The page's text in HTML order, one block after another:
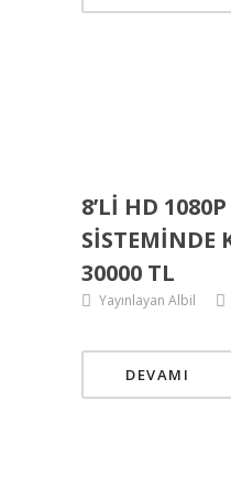
8’LI HD
SISTEMINDE
30000 TL
Yayınlayan Albil
DEVAMI